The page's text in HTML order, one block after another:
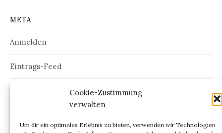
Cookie-Zustimmung
verwalten
Um dir ein optimales Erlebnis zu bieten, verwenden wir Technologien
META
Anmelden
Eintrags-Feed
Kommentar-Feed